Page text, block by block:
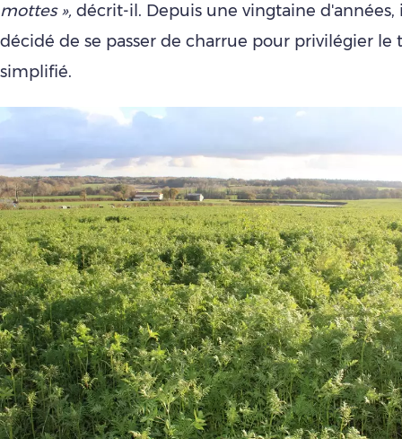
mottes », décrit-il. Depuis une vingtaine d'années,
décidé de se passer de charrue pour privilégier le
simplifié.